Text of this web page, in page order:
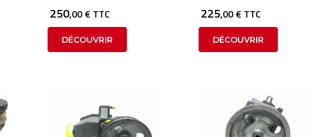
250,00 € TTC
DÉCOUVRIR
225,00 € TTC
DÉCOUVRIR